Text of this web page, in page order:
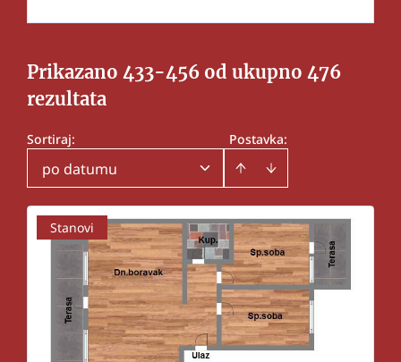
Prikazano 433-456 od ukupno 476
rezultata
Postavka:
Sortiraj:
po datumu
Stanovi